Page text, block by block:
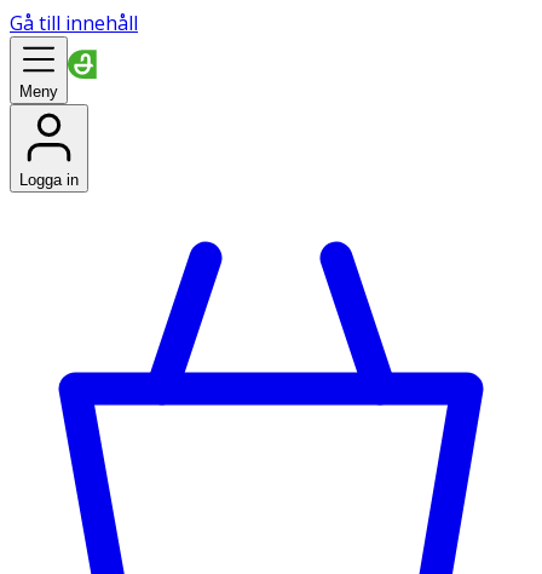
Gå till innehåll
Meny
Logga in